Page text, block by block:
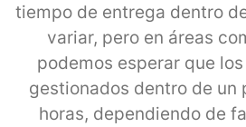
tiempo de entrega dentro
variar, pero en áreas
podemos esperar que
gestionados dentro de un
horas, dependiendo de